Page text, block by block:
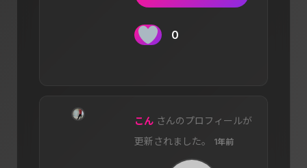
0
こん さんのプロフィールが
更新されました。
1年前